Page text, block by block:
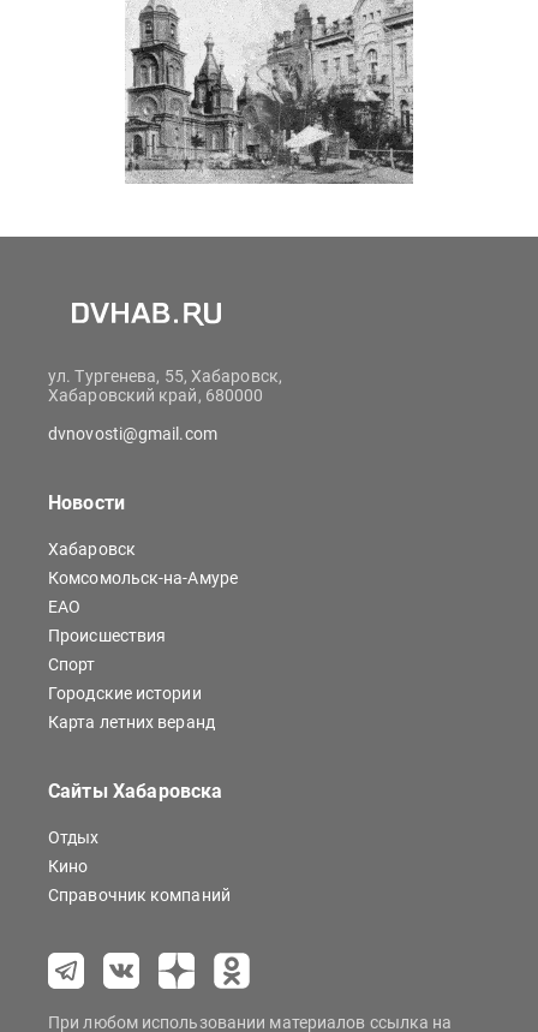
ул. Тургенева, 55, Хабаровск,
Хабаровский край, 680000
dvnovosti@gmail.com
Новости
Хабаровск
Комсомольск-на-Амуре
ЕАО
Происшествия
Спорт
Городские истории
Карта летних веранд
Сайты Хабаровска
Отдых
Кино
Справочник компаний
При любом использовании материалов ссылка на